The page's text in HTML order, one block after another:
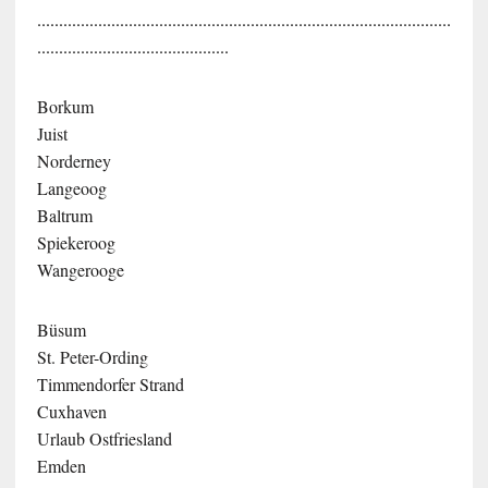
...............................................................................................
............................................
Borkum
Juist
Norderney
Langeoog
Baltrum
Spiekeroog
Wangerooge
Büsum
St. Peter-Ording
Timmendorfer Strand
Cuxhaven
Urlaub Ostfriesland
Emden